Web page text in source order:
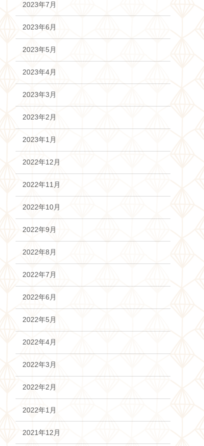
2023年7月
2023年6月
2023年5月
2023年4月
2023年3月
2023年2月
2023年1月
2022年12月
2022年11月
2022年10月
2022年9月
2022年8月
2022年7月
2022年6月
2022年5月
2022年4月
2022年3月
2022年2月
2022年1月
2021年12月